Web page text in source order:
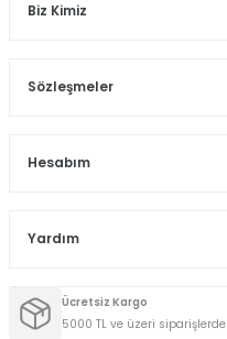
Biz Kimiz
Sözleşmeler
Hesabım
Yardım
Ücretsiz Kargo
5000 TL ve üzeri siparişlerde